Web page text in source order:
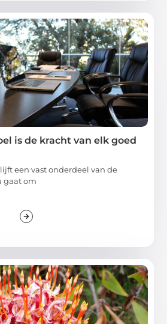
is de kracht van elk goed
een vast onderdeel van de
gaat om